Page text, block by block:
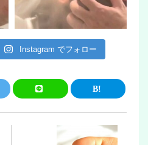
Instagram でフォロー